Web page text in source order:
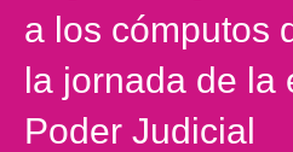
a los cómputos
la jornada de la
Poder Judicial